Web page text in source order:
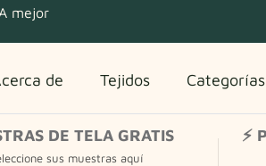
mejor
de Tejidos Categorías
DE TELA GRATIS
sus muestras aquí
⚡